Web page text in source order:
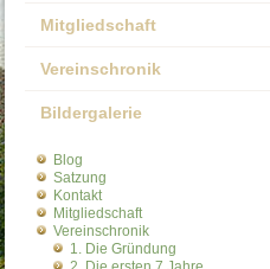
Mitgliedschaft
Vereinschronik
Bildergalerie
Blog
Satzung
Kontakt
Mitgliedschaft
Vereinschronik
1. Die Gründung